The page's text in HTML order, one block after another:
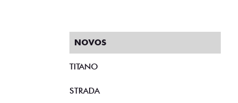
NOVOS
TITANO
STRADA